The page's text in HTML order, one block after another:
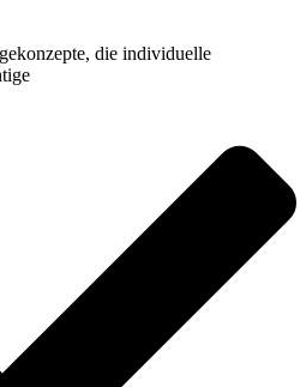
die individuelle